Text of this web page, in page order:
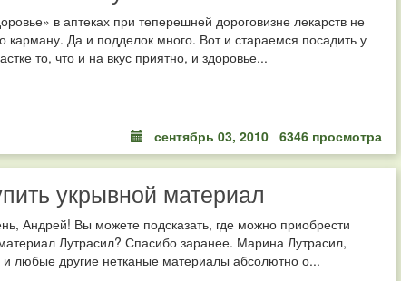
в аптеках при теперешней дороговизне лекарств не
карману. Да и подделок много. Вот и стараемся посадить у
то, что и на вкус приятно, и здоровье...
сентябрь 03, 2010 6346 просмотра
укрывной материал
Андрей! Вы можете подсказать, где можно приобрести
Лутрасил? Спасибо заранее. Марина Лутрасил,
любые другие нетканые материалы абсолютно о...